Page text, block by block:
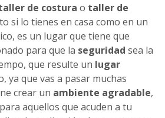
de costura o taller de
si lo tienes en casa como en un
es un lugar que tiene que
para que la seguridad sea la
que resulte un lugar
ya que vas a pasar muchas
crear un ambiente agradable,
aquellos que acuden a tu